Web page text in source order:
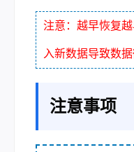
注意：越早恢复
入新数据导致数据
注意事项